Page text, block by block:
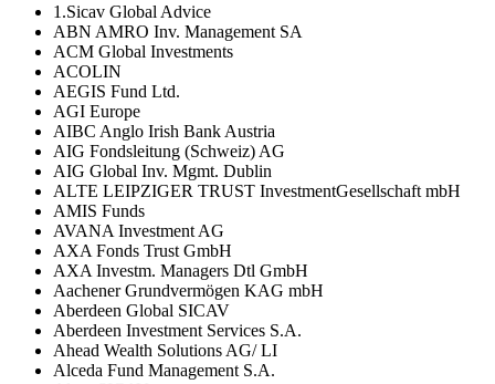
1.Sicav Global Advice
ABN AMRO Inv. Management SA
ACM Global Investments
ACOLIN
AEGIS Fund Ltd.
AGI Europe
AIBC Anglo Irish Bank Austria
AIG Fondsleitung (Schweiz) AG
AIG Global Inv. Mgmt. Dublin
ALTE LEIPZIGER TRUST InvestmentGesellschaft mbH
AMIS Funds
AVANA Investment AG
AXA Fonds Trust GmbH
AXA Investm. Managers Dtl GmbH
Aachener Grundvermögen KAG mbH
Aberdeen Global SICAV
Aberdeen Investment Services S.A.
Ahead Wealth Solutions AG/ LI
Alceda Fund Management S.A.